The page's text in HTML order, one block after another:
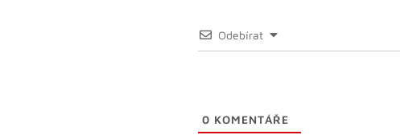
Odebírat
0 KOMENTÁŘE